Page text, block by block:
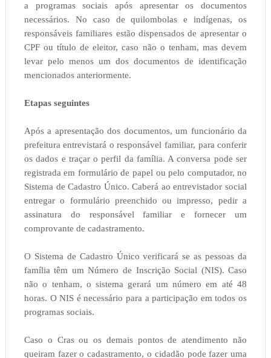
a programas sociais após apresentar os documentos
necessários. No caso de quilombolas e indígenas, os
responsáveis familiares estão dispensados de apresentar o
CPF ou título de eleitor, caso não o tenham, mas devem
levar pelo menos um dos documentos de identificação
mencionados anteriormente.
Etapas seguintes
Após a apresentação dos documentos, um funcionário da
prefeitura entrevistará o responsável familiar, para conferir
os dados e traçar o perfil da família. A conversa pode ser
registrada em formulário de papel ou pelo computador, no
Sistema de Cadastro Único. Caberá ao entrevistador social
entregar o formulário preenchido ou impresso, pedir a
assinatura do responsável familiar e fornecer um
comprovante de cadastramento.
O Sistema de Cadastro Único verificará se as pessoas da
família têm um Número de Inscrição Social (NIS). Caso
não o tenham, o sistema gerará um número em até 48
horas. O NIS é necessário para a participação em todos os
programas sociais.
Caso o Cras ou os demais pontos de atendimento não
queiram fazer o cadastramento, o cidadão pode fazer uma